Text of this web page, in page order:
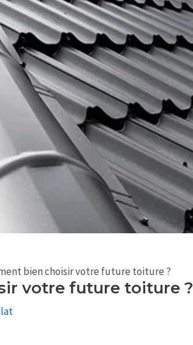
bien choisir votre future toiture ?
votre future toiture ?